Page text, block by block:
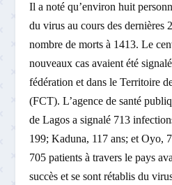
Il a noté qu’environ huit
du virus au cours des dernières
nombre de morts à 1413. Le
nouveaux cas avaient été
fédération et dans le Territoire
(FCT). L’agence de santé
de Lagos a signalé 713
199; Kaduna, 117 ans; et Oyo,
705 patients à travers le pays
succès et se sont rétablis du